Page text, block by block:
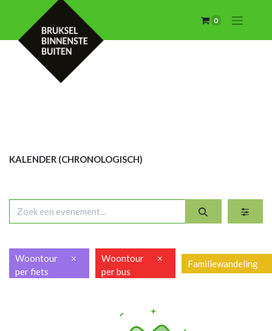
0
KALENDER (CHRONOLOGISCH)
Woontour
per fiets
×
Woontour
per bus
× Familiewandeling